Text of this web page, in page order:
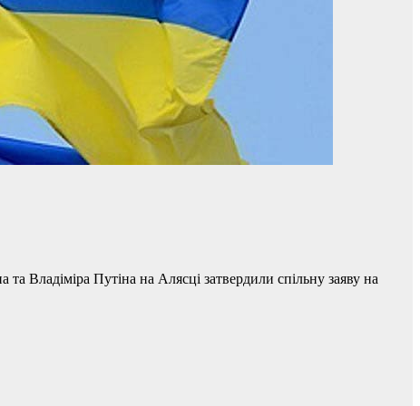
Владіміра Путіна на Алясці затвердили спільну заяву на